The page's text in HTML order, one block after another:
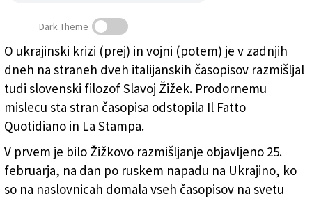
Slavoj Žižek (ANSA)
Dark Theme
O ukrajinski krizi (prej) in vojni (potem) je v zadnjih
dneh na straneh dveh italijanskih časopisov razmišljal
tudi slovenski filozof Slavoj Žižek. Prodornemu
mislecu sta stran časopisa odstopila Il Fatto
Quotidiano in La Stampa.
V prvem je bilo Žižkovo razmišljanje objavljeno 25.
februarja, na dan po ruskem napadu na Ukrajino, ko
so na naslovnicah domala vseh časopisov na svetu